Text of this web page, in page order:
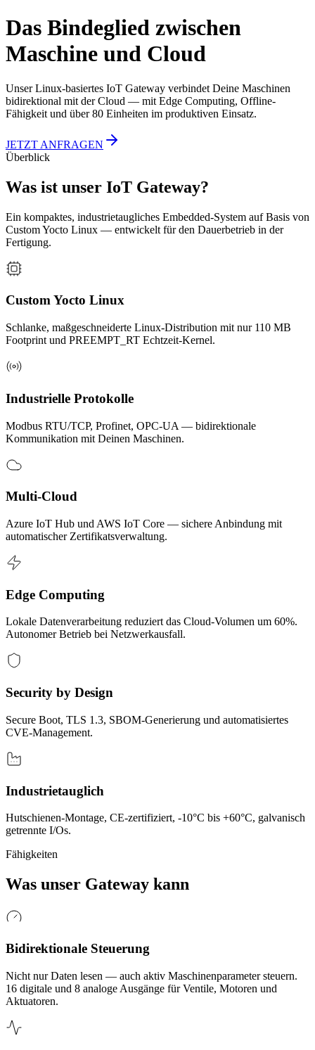
Das Bindeglied zwischen
Maschine und Cloud
UnserLinux-basiertes IoT Gateway verbindet Deine Maschinen
bidirektional mit der Cloud — mit Edge Computing, Offline-
Fähigkeit und über 80 Einheiten im produktiven Einsatz.
JETZT ANFRAGEN
Überblick
Was ist unser IoT Gateway?
Ein kompaktes, industrietaugliches Embedded-System auf Basis von
Custom Yocto Linux — entwickelt für den Dauerbetrieb in der
Fertigung.
Custom Yocto Linux
Schlanke, maßgeschneiderte Linux-Distribution mit nur 110 MB
Footprint und PREEMPT_RT Echtzeit-Kernel.
Industrielle Protokolle
Modbus RTU/TCP, Profinet, OPC-UA — bidirektionale
Kommunikation mit Deinen Maschinen.
Multi-Cloud
Azure IoT Hub und AWS IoT Core — sichere Anbindung mit
automatischer Zertifikatsverwaltung.
Edge Computing
Lokale Datenverarbeitung reduziert das Cloud-Volumen um 60%.
Autonomer Betrieb bei Netzwerkausfall.
Security by Design
Secure Boot, TLS 1.3, SBOM-Generierung und automatisiertes
CVE-Management.
Industrietauglich
Hutschienen-Montage, CE-zertifiziert, -10°C bis +60°C, galvanisch
getrennte I/Os.
Fähigkeiten
Was unser Gateway kann
Bidirektionale Steuerung
Nicht nur Daten lesen — auch aktiv Maschinenparameter steuern.
16 digitale und 8 analoge Ausgänge für Ventile, Motoren und
Aktuatoren.